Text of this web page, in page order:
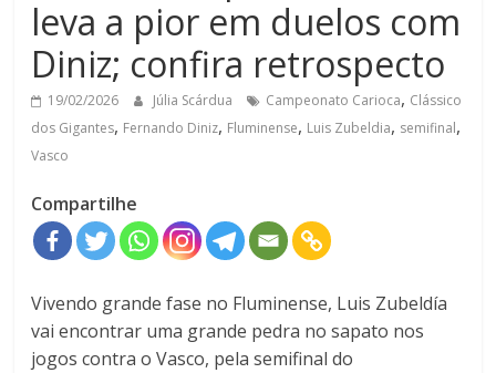
leva a pior em duelos com
Diniz; confira retrospecto
19/02/2026 Júlia Scárdua Campeonato Carioca, Clássico
dos Gigantes, Fernando Diniz, Fluminense, Luis Zubeldia, semifinal,
Vasco
Compartilhe
Vivendo grande fase no Fluminense, Luis Zubeldía
vai encontrar uma grande pedra no sapato nos
jogos contra o Vasco, pela semifinal do